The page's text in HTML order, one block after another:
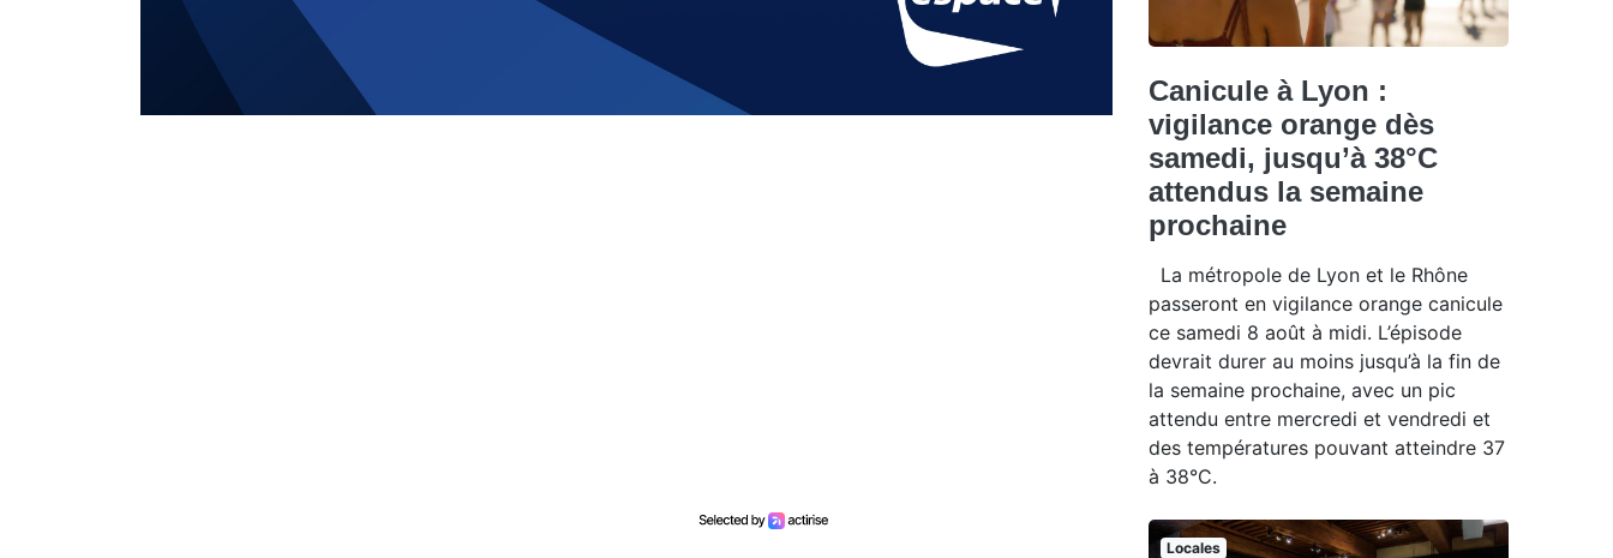
Canicule à Lyon :
vigilance orange dès
samedi, jusqu’à 38°C
attendus la semaine
prochaine
La métropole de Lyon et le Rhône
passeront en vigilance orange canicule
ce samedi 8 août à midi. L’épisode
devrait durer au moins jusqu’à la fin de
la semaine prochaine, avec un pic
attendu entre mercredi et vendredi et
des températures pouvant atteindre 37
à 38°C.
Locales